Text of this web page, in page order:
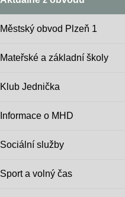
Městský obvod Plzeň 1
Mateřské a základní školy
Klub Jednička
Informace o MHD
Sociální služby
Sport a volný čas